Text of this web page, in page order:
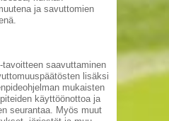
ja savuttomien
saavuttaminen
lisäksi
mukaisten
käyttöönottoa ja
seurantaa. Myös muut